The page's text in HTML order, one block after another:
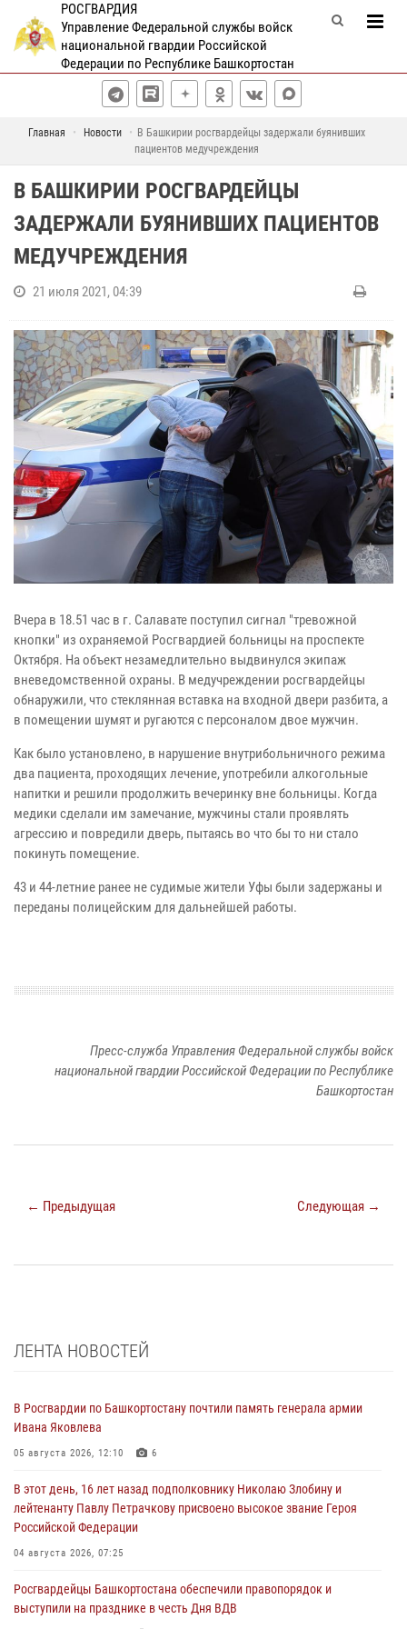
РОСГВАРДИЯ
Управление Федеральной службы войск
национальной гвардии Российской
Федерации по Республике Башкортостан
Главная Новости
В Башкирии росгвардейцы задержали буянивших
пациентов медучреждения
В БАШКИРИИ РОСГВАРДЕЙЦЫ
ЗАДЕРЖАЛИ БУЯНИВШИХ ПАЦИЕНТОВ
МЕДУЧРЕЖДЕНИЯ
21 июля 2021, 04:39
Вчера в 18.51 час в г. Салавате поступил сигнал "тревожной
кнопки" из охраняемой Росгвардией больницы на проспекте
Октября. На объект незамедлительно выдвинулся экипаж
вневедомственной охраны. В медучреждении росгвардейцы
обнаружили, что стеклянная вставка на входной двери разбита, а
в помещении шумят и ругаются с персоналом двое мужчин.
Как было установлено, в нарушение внутрибольничного режима
два пациента, проходящих лечение, употребили алкогольные
напитки и решили продолжить вечеринку вне больницы. Когда
медики сделали им замечание, мужчины стали проявлять
агрессию и повредили дверь, пытаясь во что бы то ни стало
покинуть помещение.
43 и 44-летние ранее не судимые жители Уфы были задержаны и
переданы полицейским для дальнейшей работы.
Пресс-служба Управления Федеральной службы войск
национальной гвардии Российской Федерации по Республике
Башкортостан
← Предыдущая Следующая →
ЛЕНТА НОВОСТЕЙ
В Росгвардии по Башкортостану почтили память генерала армии
Ивана Яковлева
05 августа 2026, 12:10 6
В этот день, 16 лет назад подполковнику Николаю Злобину и
лейтенанту Павлу Петрачкову присвоено высокое звание Героя
Российской Федерации
04 августа 2026, 07:25
Росгвардейцы Башкортостана обеспечили правопорядок и
выступили на празднике в честь Дня ВДВ